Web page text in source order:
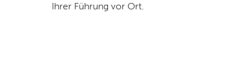
Ihrer Führung vor Ort.